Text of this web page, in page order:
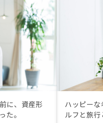
に、資産形
た。
ハッピー
ルフと旅